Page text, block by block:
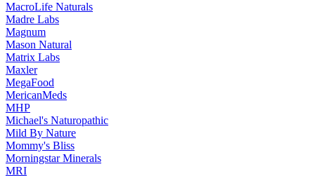
MacroLife Naturals
Madre Labs
Magnum
Mason Natural
Matrix Labs
Maxler
MegaFood
MericanMeds
MHP
Michael's Naturopathic
Mild By Nature
Mommy's Bliss
Morningstar Minerals
MRI